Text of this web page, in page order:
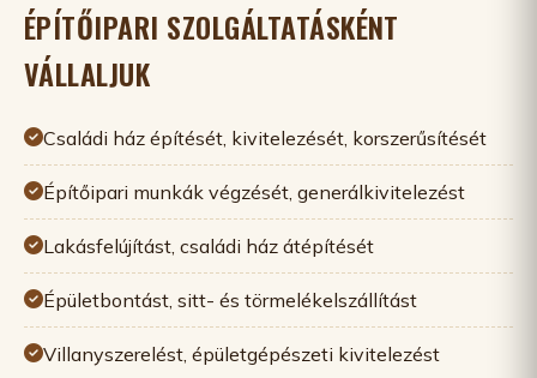
ÉPÍTŐIPARI SZOLGÁLTATÁSKÉNT
VÁLLALJUK
Családi ház építését, kivitelezését, korszerűsítését
Építőipari munkák végzését, generálkivitelezést
Lakásfelújítást, családi ház átépítését
Épületbontást, sitt- és törmelékelszállítást
Villanyszerelést, épületgépészeti kivitelezést